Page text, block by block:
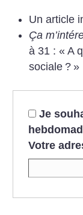
Un article
Ça
à 31 : « A
sociale ? »
Je
Votre